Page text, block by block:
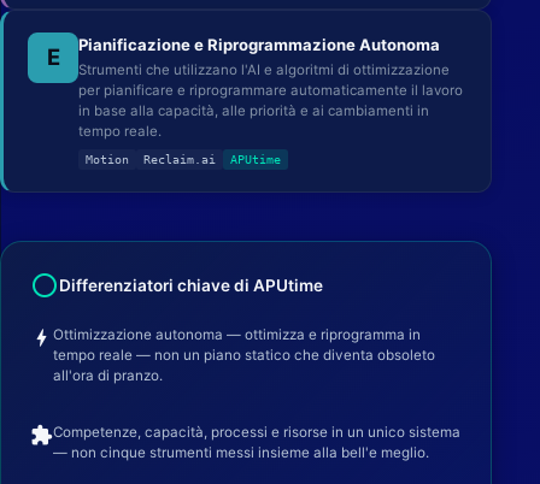
E Pianificazione e Riprogrammazione Autonoma
Strumenti che utilizzano l'AI e algoritmi di ottimizzazione
per pianificare e riprogrammare automaticamente il lavoro
in base alla capacità, alle priorità e ai cambiamenti in
tempo reale.
Motion Reclaim.ai APUtime
radio_button_uncheckedDifferenziatori chiave di APUtime
bolt Ottimizzazione autonoma — ottimizza e riprogramma in
tempo reale — non un piano statico che diventa obsoleto
all'ora di pranzo.
extensionCompetenze, capacità, processi e risorse in un unico sistema
— non cinque strumenti messi insieme alla bell'e meglio.